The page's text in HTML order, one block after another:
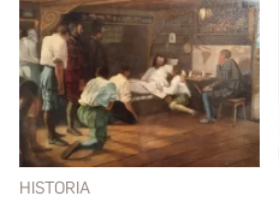
HISTORIA